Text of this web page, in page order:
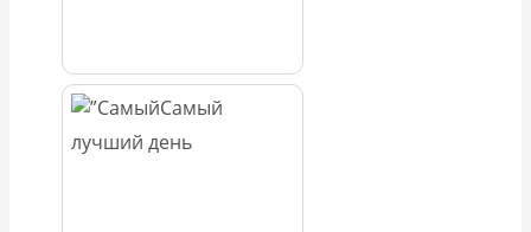
Самый
лучший день